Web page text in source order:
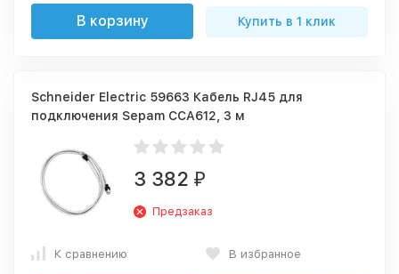
В корзину Купить в 1 клик
Schneider Electric 59663 Кабель RJ45 для
подключения Sepam CCA612, 3 м
3 382 ₽
Предзаказ
К сравнению В избранное